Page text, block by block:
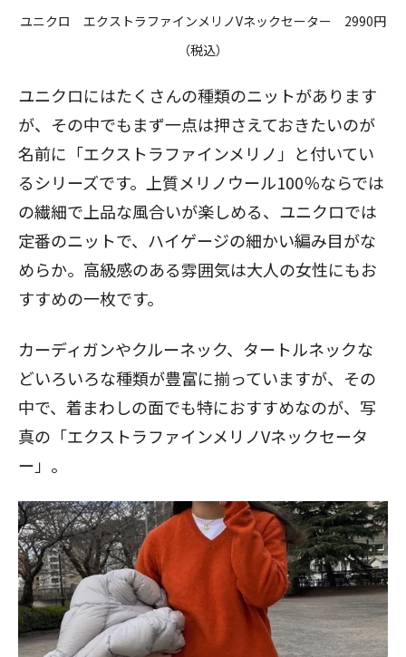
ユニクロ エクストラファインメリノVネックセーター 2990円
（税込）
ユニクロにはたくさんの種類のニットがあります
が、その中でもまず一点は押さえておきたいのが
名前に「エクストラファインメリノ」と付いてい
るシリーズです。上質メリノウール100％ならでは
の繊細で上品な風合いが楽しめる、ユニクロでは
定番のニットで、ハイゲージの細かい編み目がな
めらか。高級感のある雰囲気は大人の女性にもお
すすめの一枚です。
カーディガンやクルーネック、タートルネックな
どいろいろな種類が豊富に揃っていますが、その
中で、着まわしの面でも特におすすめなのが、写
真の「エクストラファインメリノVネックセータ
ー」。